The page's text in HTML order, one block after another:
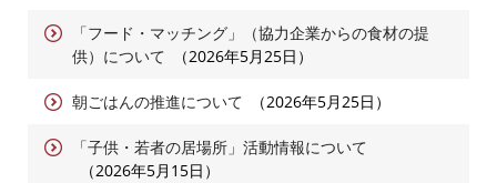
「フード・マッチング」（協力企業からの食材の提
供）について
2026年5月25日
朝ごはんの推進について 2026年5月25日
「子供・若者の居場所」活動情報について
2026年5月15日